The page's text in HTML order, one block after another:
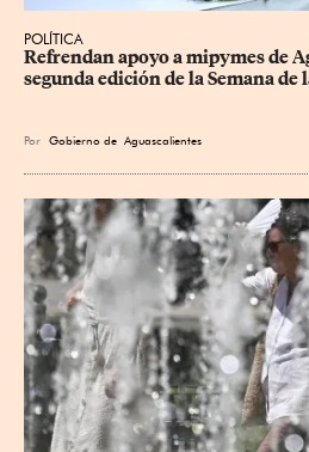
POLÍTICA
Refrendan apoyo a mipymes de
segunda edición de la Semana
Por Gobierno de Aguascalientes